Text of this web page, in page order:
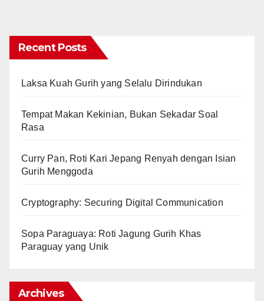
Recent Posts
Laksa Kuah Gurih yang Selalu Dirindukan
Tempat Makan Kekinian, Bukan Sekadar Soal
Rasa
Curry Pan, Roti Kari Jepang Renyah dengan Isian
Gurih Menggoda
Cryptography: Securing Digital Communication
Sopa Paraguaya: Roti Jagung Gurih Khas
Paraguay yang Unik
Archives